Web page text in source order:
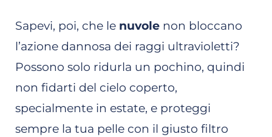
Sapevi, poi, che le nuvole non bloccano
l’azione dannosa dei raggi ultravioletti?
Possono solo ridurla un pochino, quindi
non fidarti del cielo coperto,
specialmente in estate, e proteggi
sempre la tua pelle con il giusto filtro